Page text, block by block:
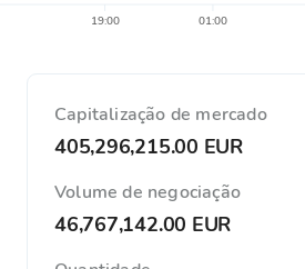
19:00 01:00
Capitalização de mercado
405,296,215.00 EUR
Volume de negociação
46,767,142.00 EUR